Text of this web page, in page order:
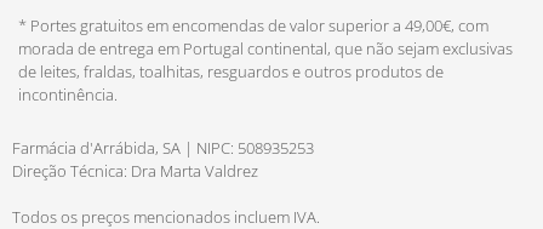
* Portes gratuitos em encomendas de valor superior a 49,00€, com
morada de entrega em Portugal continental, que não sejam exclusivas
de leites, fraldas, toalhitas, resguardos e outros produtos de
incontinência.
Farmácia d'Arrábida, SA | NIPC: 508935253
Direção Técnica: Dra Marta Valdrez
Todos os preços mencionados incluem IVA.